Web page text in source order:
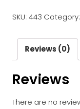
Boucle
doigt
Empêcher
cassé
de
SKU: 443 Category:
Reviews (0)
Reviews
There are no